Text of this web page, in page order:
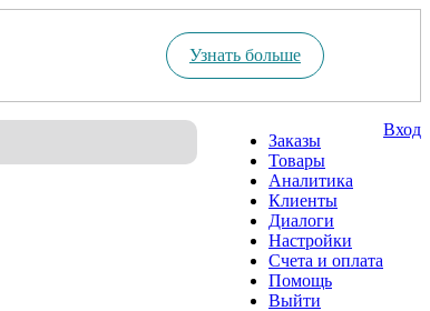
Узнать больше
Заказы
Товары
Аналитика
Клиенты
Диалоги
Настройки
Счета и оплата
Помощь
Выйти
Вход